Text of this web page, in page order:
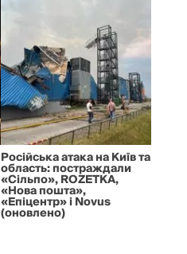
Російська атака на Київ та
область: постраждали
«Сільпо», ROZETKA,
«Нова пошта»,
«Епіцентр» і Novus
(оновлено)